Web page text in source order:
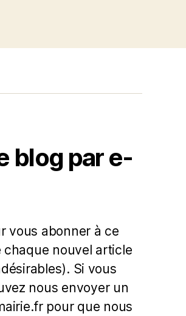
blog par e-
vous abonner à ce
nouvel article
Si vous
nous envoyer un
pour que nous